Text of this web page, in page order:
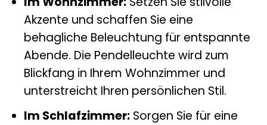
Akzente und schaffen Sie eine
behagliche Beleuchtung für entspannte
Abende. Die Pendelleuchte wird zum
Blickfang in Ihrem Wohnzimmer und
unterstreicht Ihren persönlichen Stil.
Im Schlafzimmer:Sorgen Sie für eine